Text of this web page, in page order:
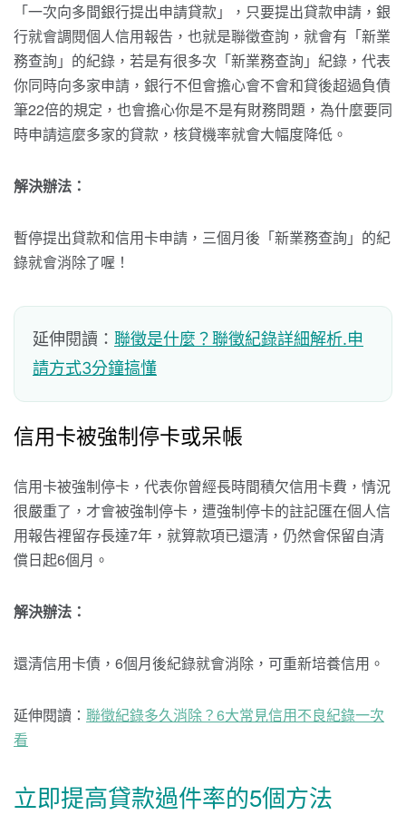
「一次向多間銀行提出申請貸款」，只要提出貸款申請，銀
行就會調閱個人信用報告，也就是聯徵查詢，就會有「新業
務查詢」的紀錄，若是有很多次「新業務查詢」紀錄，代表
你同時向多家申請，銀行不但會擔心會不會和貸後超過負債
筆22倍的規定，也會擔心你是不是有財務問題，為什麼要同
時申請這麼多家的貸款，核貸機率就會大幅度降低。
解決辦法：
暫停提出貸款和信用卡申請，三個月後「新業務查詢」的紀
錄就會消除了喔！
延伸閱讀： 聯徵是什麼？聯徵紀錄詳細解析.申
請方式3分鐘搞懂
信用卡被強制停卡或呆帳
信用卡被強制停卡，代表你曾經長時間積欠信用卡費，情況
很嚴重了，才會被強制停卡，遭強制停卡的註記匯在個人信
用報告裡留存長達7年，就算款項已還清，仍然會保留自清
償日起6個月。
解決辦法：
還清信用卡債，6個月後紀錄就會消除，可重新培養信用。
延伸閱讀： 聯徵紀錄多久消除？6大常見信用不良紀錄一次
看
立即提高貸款過件率的5個方法